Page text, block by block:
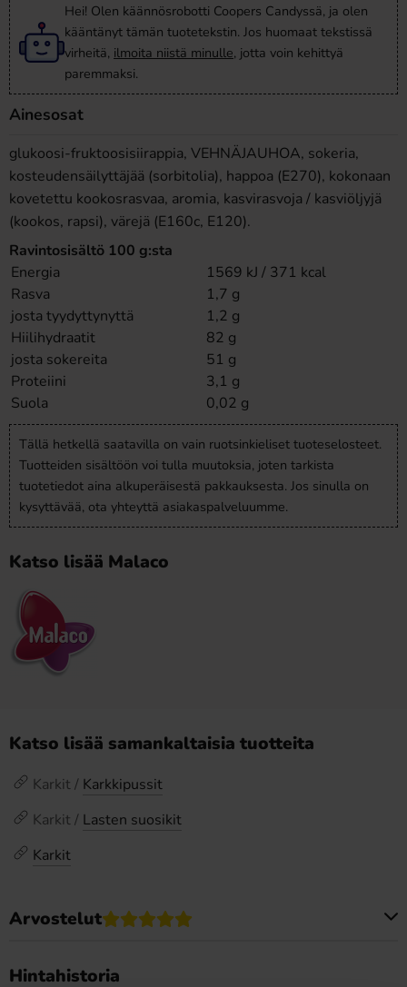
Hei! Olen käännösrobotti Coopers Candyssä, ja olen
kääntänyt tämän tuotetekstin. Jos huomaat tekstissä
virheitä, ilmoita niistä minulle, jotta voin kehittyä
paremmaksi.
Ainesosat
glukoosi-fruktoosisiirappia, VEHNÄJAUHOA, sokeria,
kosteudensäilyttäjää (sorbitolia), happoa (E270), kokonaan
kovetettu kookosrasvaa, aromia, kasvirasvoja / kasviöljyjä
(kookos, rapsi), värejä (E160c, E120).
Ravintosisältö 100 g:sta
Energia
1569 kJ / 371 kcal
Rasva
1,7 g
josta tyydyttynyttä
1,2 g
Hiilihydraatit
82 g
josta sokereita
51 g
Proteiini
3,1 g
Suola
0,02 g
Tällä hetkellä saatavilla on vain ruotsinkieliset tuoteselosteet.
Tuotteiden sisältöön voi tulla muutoksia, joten tarkista
tuotetiedot aina alkuperäisestä pakkauksesta. Jos sinulla on
kysyttävää, ota yhteyttä asiakaspalveluumme.
Katso lisää Malaco
Katso lisää samankaltaisia tuotteita
Karkit / Karkkipussit
Karkit / Lasten suosikit
Karkit
Arvostelut
Hintahistoria